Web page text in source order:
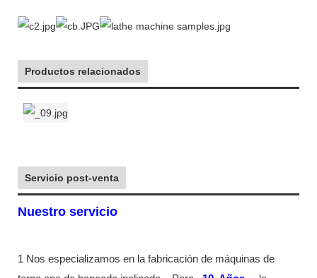
Productos relacionados
Servicio post-venta
Nuestro servicio
1 Nos especializamos en la fabricación de máquinas de